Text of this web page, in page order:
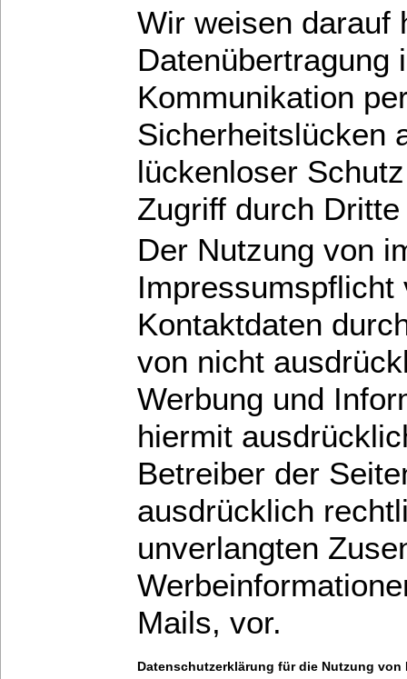
Wir weisen darauf
Datenübertragung
Kommunikation
Sicherheitslücken
lückenloser
Zugriff durch
Der Nutzung von
Impressumspflicht
Kontaktdaten
von nicht
Werbung und
hiermit
Betreiber der
ausdrücklich
unverlangten
Mails, vor.
Datenschutzerklärung für die Nutzung